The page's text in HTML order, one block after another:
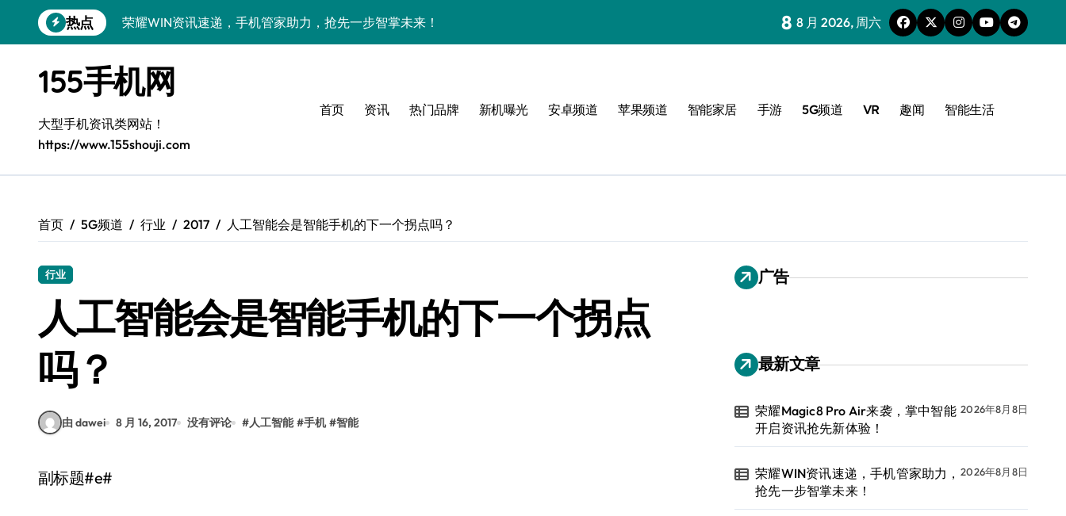
到
热点
荣耀WIN资讯速递，手机管家助力，抢先一步智掌未来！
荣耀500 Pro MOLLY版来袭！最新资讯+玩机技巧一网打尽
OPPO Find X9 Pro深度揭秘：亮点全解析+超实用技巧攻略
vivo S50 Pro mini来袭：小屏旗舰，亮点纷呈速来围观！
荣耀ROBOT PHONE：智领生活，资讯一手轻松掌控！
iPhone 17e重磅来袭：性能配置大升级，亮点全解析！
荣耀Magic8 Pro Air来袭，掌中智能开启资讯抢先新体验！
8 8 月 2026, 周六
155手机网
大型手机资讯类网站！
https://www.155shouji.com
首页 资讯 热门品牌 新机曝光 安卓频道 苹果频道 智能家居 手游 5G频道 VR 趣闻 智能生活
首页 5G频道 行业 2017 人工智能会是智能手机的下一个拐点吗？
行业
人工智能会是智能手机的下一个拐点
吗？
由 dawei 8 月 16, 2017 没有评论 #人工智能 #手机 #智能
副标题#e#
广告
最新文章
荣耀Magic8 Pro Air来袭，掌中智能
开启资讯抢先新体验！
2026年8月8日
荣耀WIN资讯速递，手机管家助力，
抢先一步智掌未来！
2026年8月8日